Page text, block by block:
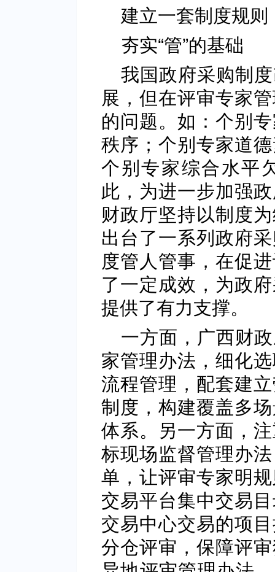
建立一套制度规则
夯实“管”的基础
我国政府采购制
展，但在评审专家
的问题。如：个别
秩序；个别专家道
个别专家综合水平
此，为进一步加强
财政厅坚持以制度
出台了一系列政府
度管人管事，在促
了一定成效，为政
提供了有力支撑。
一方面，广西财
家管理办法，细化
流程管理，配套建
制度，构建覆盖多
体系。另一方面，
标现场监督管理办
单，让评审专家明
交易平台集中交易
交易中心交易的项
分仓评审，保障评